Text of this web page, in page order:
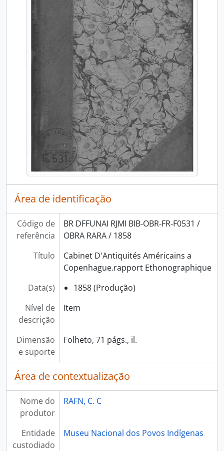
Área de identificação
Código de
referência
BR DFFUNAI RJMI BIB-OBR-FR-F0531 /
OBRA RARA / 1858
Título
Cabinet D'Antiquités Américains a
Copenhague.rapport Ethonographique
Data(s)
1858 (Produção)
Nível de
descrição
Item
Dimensão
e suporte
Folheto, 71 págs., il.
Área de contextualização
Nome do
produtor
RAFN, C. C
Entidade
custodiado
Museu Nacional dos Povos Indígenas